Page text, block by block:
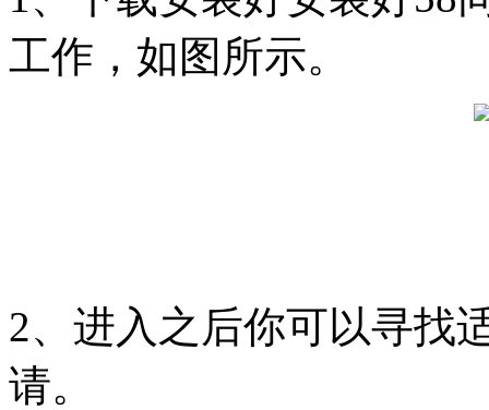
工作，如图所示。
2、进入之后你可以寻找
请。